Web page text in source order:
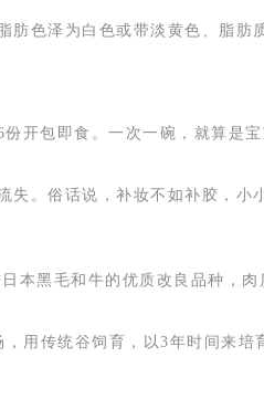
色泽为白色或带淡黄色、脂
开包即食。一次一碗，就算是宝
。俗话说，补妆不如补胶，
本黑毛和牛的优质改良品种，
用传统谷饲育，以3年时间来培